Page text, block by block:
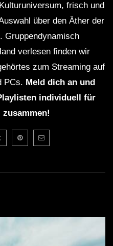
frisch und
über den Äther der
Gruppendynamisch
verlesen finden wir
zum Streaming auf
PCs. Meld dich an und
individuell für